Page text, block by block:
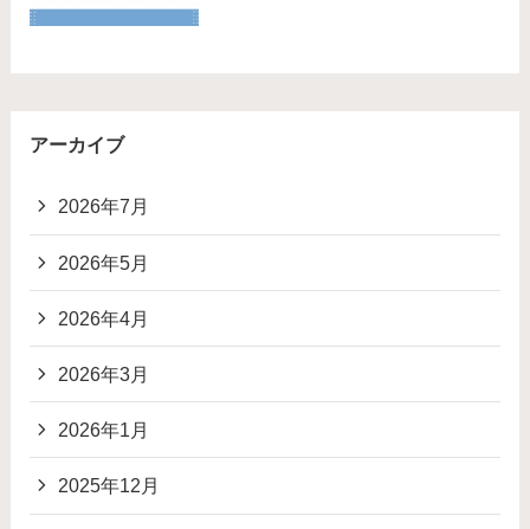
アーカイブ
2026年7月
2026年5月
2026年4月
2026年3月
2026年1月
2025年12月